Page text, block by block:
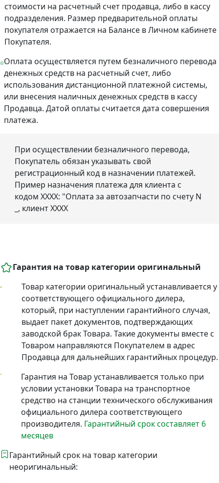
стоимости на расчетный счет продавца, либо в кассу
подразделения. Размер предварительной оплаты
покупателя отражается на Балансе в Личном кабинете
Покупателя.
Оплата осуществляется путем безналичного перевода
денежных средств на расчетный счет, либо
использования дистанционной платежной системы,
или внесения наличных денежных средств в кассу
Продавца. Датой оплаты считается дата совершения
платежа.
При осуществлении безналичного перевода,
Покупатель обязан указывать свой
регистрационный код в назначении платежей.
Пример назначения платежа для клиента с
кодом ХХХХ: "Оплата за автозапчасти по счету N
_, клиент ХХХХ
Гарантия на товар категории оригинальный
Товар категории оригинальный устанавливается у
соответствующего официального дилера,
который, при наступлении гарантийного случая,
выдает пакет документов, подтверждающих
заводской брак Товара. Такие документы вместе с
Товаром направляются Покупателем в адрес
Продавца для дальнейших гарантийных процедур.
Гарантия на Товар устанавливается только при
условии установки Товара на транспортное
средство на станции технического обслуживания
официального дилера соответствующего
производителя. Гарантийный срок составляет 6
месяцев
Гарантийный срок на товар категории
неоригинальный: